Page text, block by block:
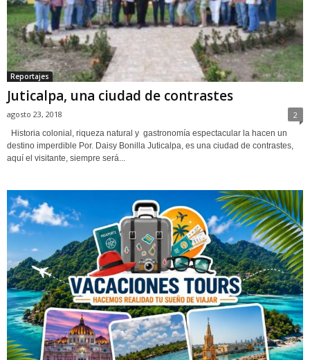
Reportajes
Juticalpa, una ciudad de contrastes
agosto 23, 2018 2
Historia colonial, riqueza natural y gastronomía espectacular la hacen un
destino imperdible Por. Daisy Bonilla Juticalpa, es una ciudad de contrastes,
aquí el visitante, siempre será...